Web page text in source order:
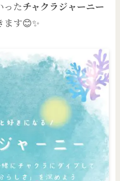
ったチャクラジャーニー
ます😊✨